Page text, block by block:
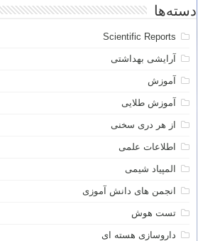
دسته‌ها
Scientific Reports
آرایشی بهداشتی
آموزش
آموزش طلایی
از هر دری سخنی
اطلاعات علمی
المپیاد شیمی
انجمن های دانش آموزی
تست هوش
داروسازی هسته ای